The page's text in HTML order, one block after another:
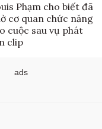
Phạm cho biết đã
cơ quan chức năng
cuộc sau vụ phát
clip
ads